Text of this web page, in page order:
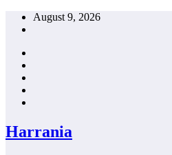
Skip
August 9, 2026
Harrania